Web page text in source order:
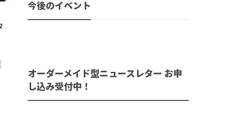
今後のイベント
オーダーメイド型ニュースレター お申
し込み受付中！